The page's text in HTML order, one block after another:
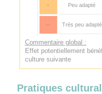
- Peu adapté
-- Très peu adapté
Commentaire global :
Effet potentiellement
culture suivante
Pratiques